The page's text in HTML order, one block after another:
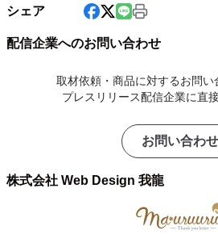
シェア
配信企業へのお問い合わせ
取材依頼・商品に対するお問い
プレスリリース配信企業に直
お問い合わせ
株式会社 Web Design 我龍